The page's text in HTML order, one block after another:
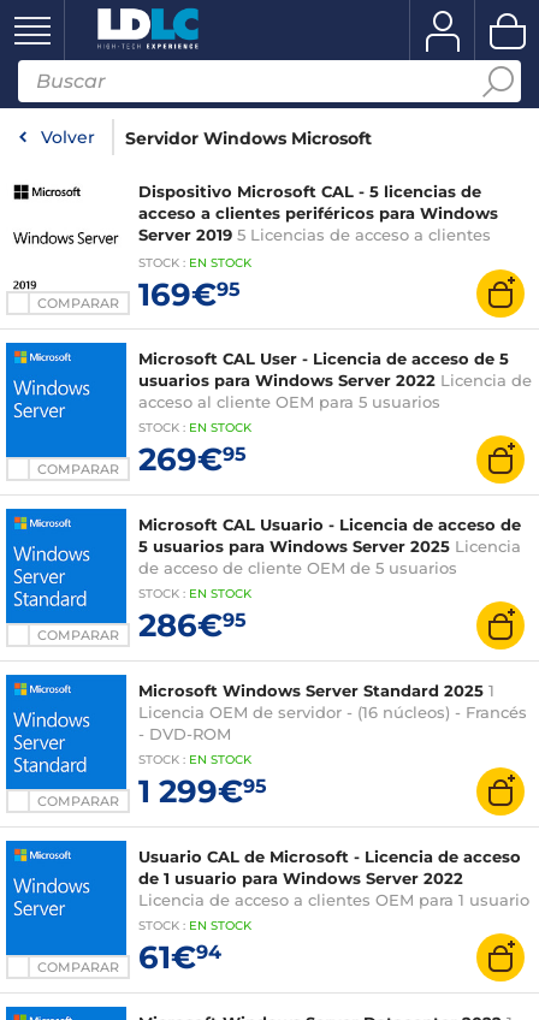
Volver Servidor Windows Microsoft
COMPARAR
Dispositivo Microsoft CAL - 5 licencias de
acceso a clientes periféricos para Windows
Server 2019 5 Licencias de acceso a clientes
periféricos OEM
STOCK : EN STOCK
169€95
COMPARAR
Microsoft CAL User - Licencia de acceso de 5
usuarios para Windows Server 2022 Licencia de
acceso al cliente OEM para 5 usuarios
STOCK : EN STOCK
269€95
COMPARAR
Microsoft CAL Usuario - Licencia de acceso de
5 usuarios para Windows Server 2025 Licencia
de acceso de cliente OEM de 5 usuarios
STOCK : EN STOCK
286€95
COMPARAR
Microsoft Windows Server Standard 2025 1
Licencia OEM de servidor - (16 núcleos) - Francés
- DVD-ROM
STOCK : EN STOCK
1 299€95
COMPARAR
Usuario CAL de Microsoft - Licencia de acceso
de 1 usuario para Windows Server 2022
Licencia de acceso a clientes OEM para 1 usuario
STOCK : EN STOCK
61€94